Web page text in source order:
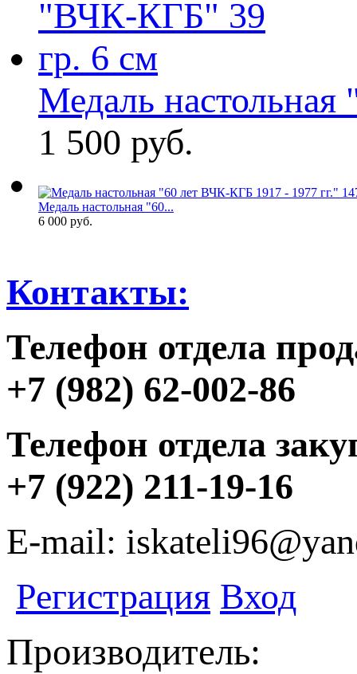
Медаль
1 500 руб.
Медаль настольная "60...
6 000 руб.
Контакты:
Телефон отдела
+7 (982) 62-002-86
Телефон отдела
+7 (922) 211-19-16
E-mail:
Регистрация Вход
Производитель: